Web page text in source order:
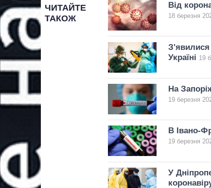
ЧИТАЙТЕ
ТАКОЖ
Від
18 березня
З'явилися
Україні 19
На
19 березня
В Івано-
19 березня
У